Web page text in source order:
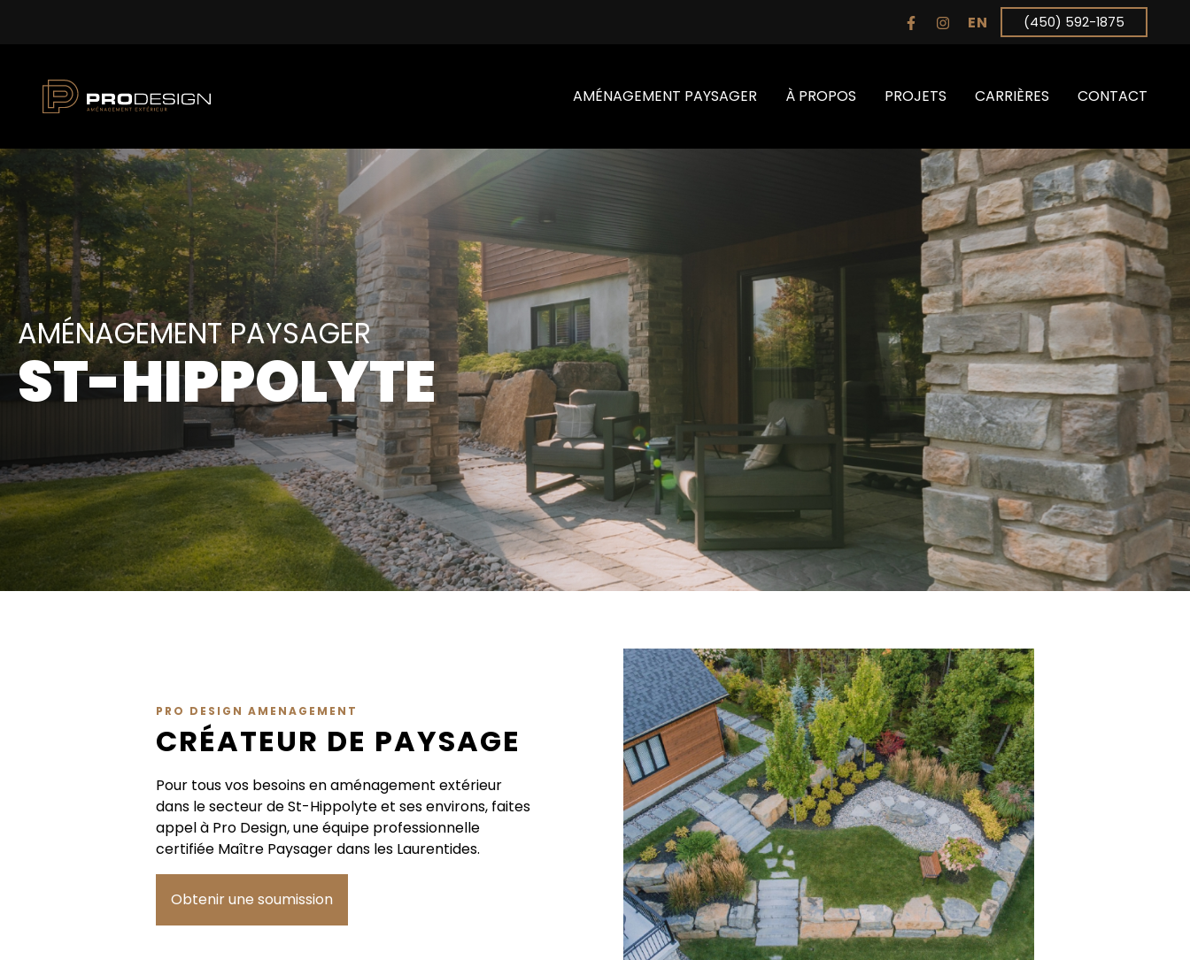
EN (450) 592-1875
AMÉNAGEMENT PAYSAGER À PROPOS PROJETS CARRIÈRES CONTACT
AMÉNAGEMENT PAYSAGER
ST-HIPPOLYTE
PRO DESIGN AMENAGEMENT
CRÉATEUR DE PAYSAGE
Pour tous vos besoins en aménagement extérieur
dans le secteur de St-Hippolyte et ses environs, faites
appel à Pro Design, une équipe professionnelle
certifiée Maître Paysager dans les Laurentides.
Obtenir une soumission